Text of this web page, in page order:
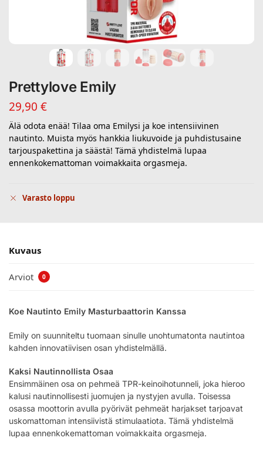
Prettylove Emily
29,90 €
Älä odota enää! Tilaa oma Emilysi ja koe intensiivinen
nautinto. Muista myös hankkia liukuvoide ja puhdistusaine
tarjouspakettina ja säästä! Tämä yhdistelmä lupaa
ennenkokemattoman voimakkaita orgasmeja.
Varasto loppu
Kuvaus
Arviot 0
Koe Nautinto Emily Masturbaattorin Kanssa
Emily on suunniteltu tuomaan sinulle unohtumatonta nautintoa
kahden innovatiivisen osan yhdistelmällä.
Kaksi Nautinnollista Osaa
Ensimmäinen osa on pehmeä TPR-keinoihotunneli, joka hieroo
kalusi nautinnollisesti juomujen ja nystyjen avulla. Toisessa
osassa moottorin avulla pyörivät pehmeät harjakset tarjoavat
uskomattoman intensiivistä stimulaatiota. Tämä yhdistelmä
lupaa ennenkokemattoman voimakkaita orgasmeja.